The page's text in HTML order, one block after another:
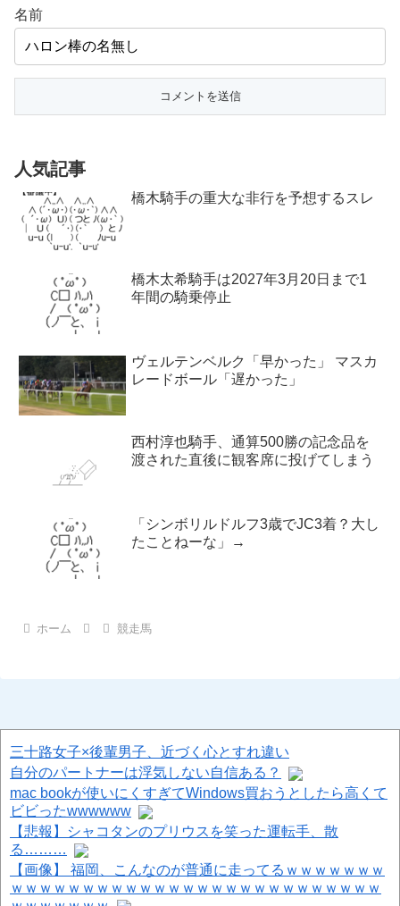
名前
人気記事
橋木騎手の重大な非行を予想するスレ
橋木太希騎手は2027年3月20日まで1
年間の騎乗停止
ヴェルテンベルク「早かった」 マスカ
レードボール「遅かった」
西村淳也騎手、通算500勝の記念品を
渡された直後に観客席に投げてしまう
「シンボリルドルフ3歳でJC3着？大し
たことねーな」→
ホーム 競走馬
三十路女子×後輩男子、近づく心とすれ違い
自分のパートナーは浮気しない自信ある？
mac bookが使いにくすぎてWindows買おうとしたら高くて
ビビったwwwwww
【悲報】シャコタンのプリウスを笑った運転手、散
る………
【画像】 福岡、こんなのが普通に走ってるｗｗｗｗｗｗｗ
ｗｗｗｗｗｗｗｗｗｗｗｗｗｗｗｗｗｗｗｗｗｗｗｗｗｗ